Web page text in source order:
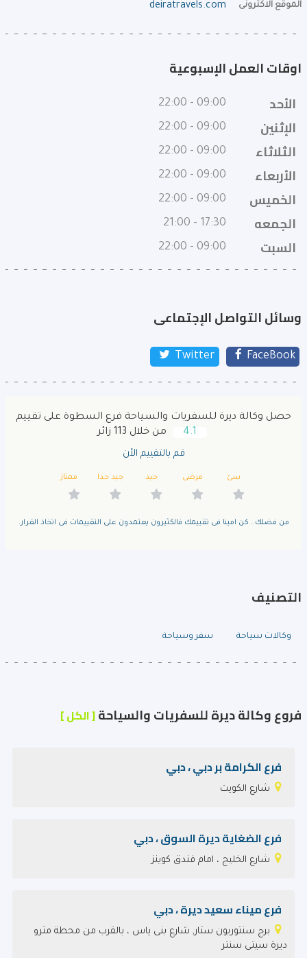
الموقع الاكترونى deiratravels.com
اوقات العمل الإسبوعية
الأحد
09:00 - 22:00
الإثنين 09:00 - 22:00
الثلاثاء 09:00 - 22:00
الأربعاء 09:00 - 22:00
الخميس 09:00 - 22:00
الجمعه 17:30 - 21:00
السبت 09:00 - 22:00
وسائل التواصل الإجتماعى
FaceBook
Twitter
حصل وكالة ديرة للسفريات والسياحة فرع السطوة على تقييم
4.1
من خلال 113 زائر
قم بالتقييم الأن
سئ مرضى جيد جيد جدا ممتاز
من فضلك.. كن امينا فى تقييمك فالكثيرون يعتمدون على التقييمات فى اتخاذ القرار.
التصنيف
وكالات سياحة سفر وسياحة
فروع وكالة ديرة للسفريات والسياحة[ الكل ]
فرع الكرامة بر دبي ، دبي
شارع الكويت
فرع الضغاية‎ ديرة السوق ، دبي
شارع الخليج ، امام فندق كوينز
فرع ميناء سعيد ديرة ، دبي
برج سنتوريون ستار, شارع بنى ياس ، بالقرب من محطة مترو
ديرة سيتى سنتر